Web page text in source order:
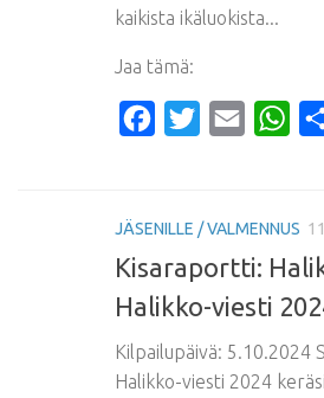
kaikista ikäluokista...
Jaa tämä:
FacebookTwitterEmail
JÄSENILLE / VALMENNUS
Kisaraportti:
Halikko-viesti
Kilpailupäivä: 5.10.2024
Halikko-viesti 2024